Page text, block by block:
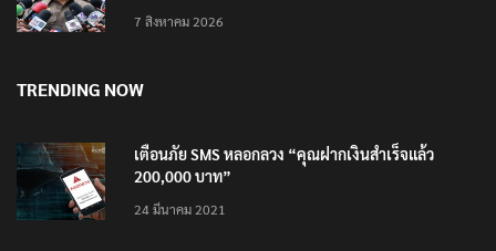
7 สิงหาคม 2026
TRENDING NOW
เตือนภัย SMS หลอกลวง “คุณฝากเงินสำเร็จแล้ว
200,000 บาท”
24 มีนาคม 2021